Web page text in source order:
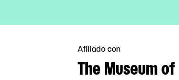
Afiliado con
The Museum